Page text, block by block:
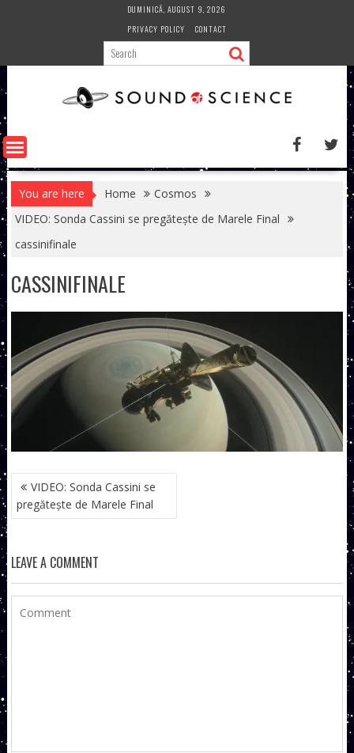
DUMINICĂ, AUGUST 9, 2026
PRIVACY POLICY
CONTACT
You are here Home
Cosmos
VIDEO: Sonda Cassini se pregătește de Marele Final
cassinifinale
CASSINIFINALE
NAVIGARE
ÎN
ARTICOLE
VIDEO: Sonda Cassini se
pregătește de Marele Final
LEAVE A COMMENT